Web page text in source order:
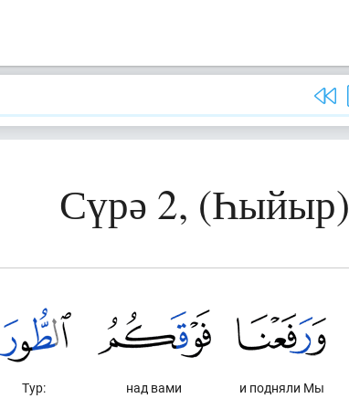
Сүрә 2, (Һыйыр)
и подняли Мы
над вами
Тур: